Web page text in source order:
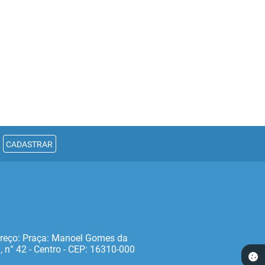
CADASTRAR
Praça: Manoel Gomes da
n° 42 - Centro - CEP: 16310‐000